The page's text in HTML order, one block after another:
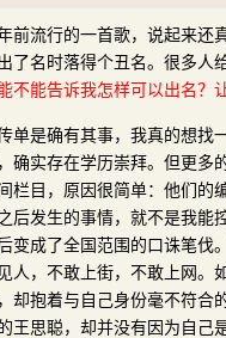
前流行的一首歌，说起来还
了名时落得个丑名。很多人
不能告诉我怎样可以出名？
单是确有其事，我真的想找
确实存在学历崇拜。但更多
栏目，原因很简单：他们的
后发生的事情，就不是我能
变成了全国范围的口诛笔伐
人，不敢上街，不敢上网。
却抱着与自己身份毫不符合
王思聪，却并没有因为自己